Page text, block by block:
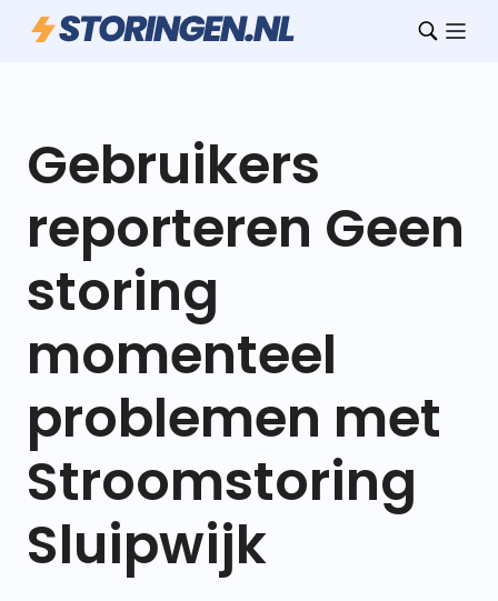
Gebruikers
reporteren Geen
storing
momenteel
problemen met
Stroomstoring
Sluipwijk